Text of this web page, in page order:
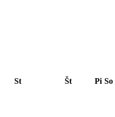
St Št Pi So